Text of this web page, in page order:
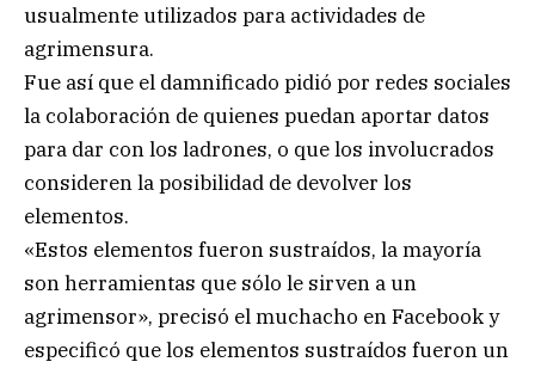
usualmente utilizados para actividades de
agrimensura.
Fue así que el damnificado pidió por redes sociales
la colaboración de quienes puedan aportar datos
para dar con los ladrones, o que los involucrados
consideren la posibilidad de devolver los
elementos.
«Estos elementos fueron sustraídos, la mayoría
son herramientas que sólo le sirven a un
agrimensor», precisó el muchacho en Facebook y
especificó que los elementos sustraídos fueron un